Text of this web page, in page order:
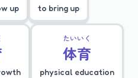
up to bring up
体
たい
育
いく
physical education